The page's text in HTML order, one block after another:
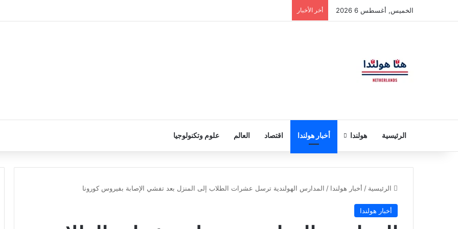
الخميس, أغسطس 6 2026 أخر الأخبار
الرئيسية هولندا أخبار هولندا اقتصاد العالم علوم وتكنولوجيا
الرئيسية / أخبار هولندا / المدارس الهولندية ترسل عشرات الطلاب إلى المنزل بعد تفشي الإصابة بفيروس كورونا
أخبار هولندا